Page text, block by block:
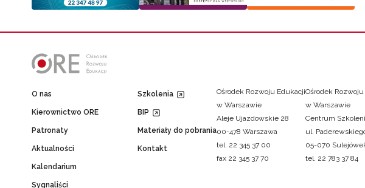
O nas
Kierownictwo ORE
Patronaty
Aktualności
Kalendarium
Sygnaliści
Szkolenia
BIP
Materiały do pobrania
Kontakt
Ośrodek Rozwoju Edukacji
w Warszawie
Aleje Ujazdowskie 28
00-478 Warszawa
tel. 22 345 37 00
fax 22 345 37 70
Ośrodek
w Warszawie
Centrum
ul.
05-070
tel. 22 783 37 84